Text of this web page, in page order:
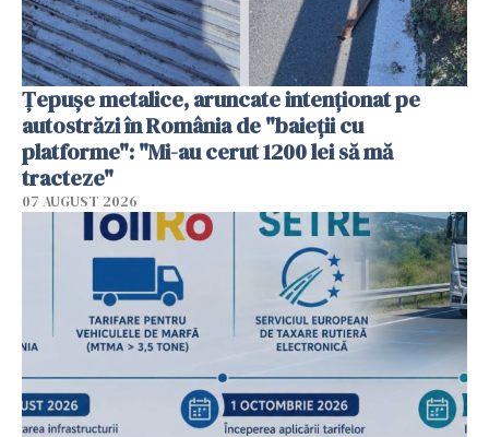
Țepușe metalice, aruncate intenționat pe
autostrăzi în România de "baieții cu
platforme": "Mi-au cerut 1200 lei să mă
tracteze"
07 AUGUST 2026